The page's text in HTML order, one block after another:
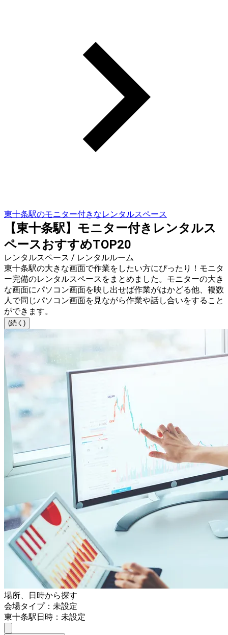
東十条駅のモニター付きなレンタルスペース
【東十条駅】モニター付きレンタルス
ペースおすすめTOP20
レンタルスペース / レンタルルーム
東十条駅の大きな画面で作業をしたい方にぴったり！モニタ
ー完備のレンタルスペースをまとめました。モニターの大き
な画面にパソコン画面を映し出せば作業がはかどる他、複数
人で同じパソコン画面を見ながら作業や話し合いをすること
ができます。
(続く)
場所、日時から探す
会場タイプ：未設定
東十条駅日時：未設定